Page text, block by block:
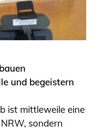
und begeistern
ist mittleweile eine
sondern